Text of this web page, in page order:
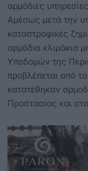
αρμόδιες
Αμέσως μετά την
καταστροφικές
αρμόδια κλιμάκια
Υποδομών της
προβλέπεται από
κατατέθηκαν
Προστασίας και